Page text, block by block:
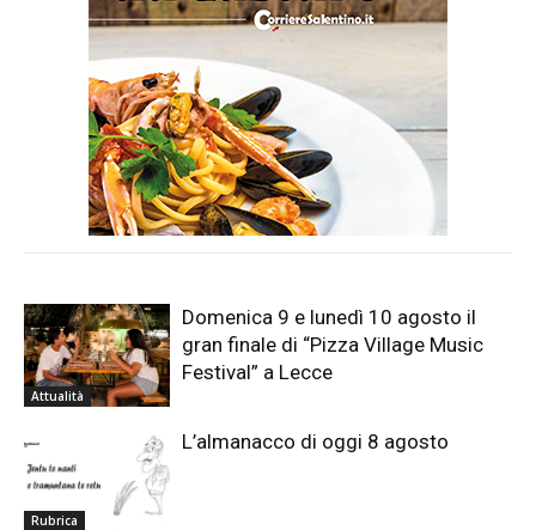
Attualità
Domenica 9 e lunedì 10 agosto il
gran finale di “Pizza Village Music
Festival” a Lecce
Rubrica
L’almanacco di oggi 8 agosto